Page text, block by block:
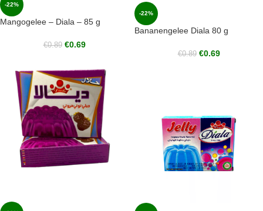
-22%
Mangogelee – Diala – 85 g
€0.89 €0.69
-22%
Bananengelee Diala 80 g
€0.89 €0.69